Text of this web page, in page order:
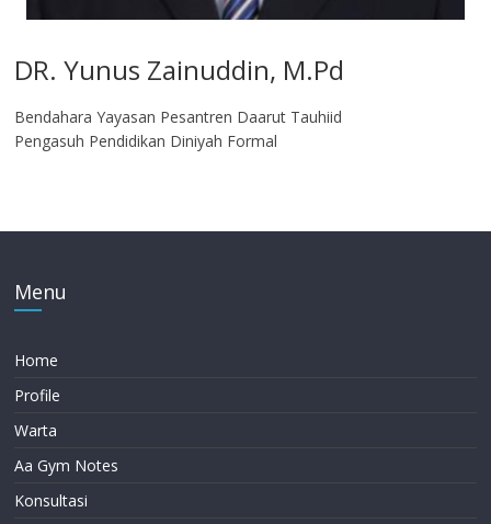
DR. Yunus Zainuddin, M.Pd
Bendahara Yayasan Pesantren Daarut Tauhiid
Pengasuh Pendidikan Diniyah Formal
Menu
Home
Profile
Warta
Aa Gym Notes
Konsultasi